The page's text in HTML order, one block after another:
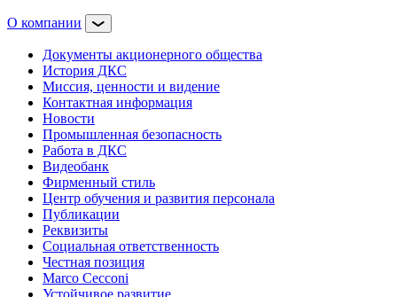
О компании
Документы акционерного общества
История ДКС
Миссия, ценности и видение
Контактная информация
Новости
Промышленная безопасность
Работа в ДКС
Видеобанк
Фирменный стиль
Центр обучения и развития персонала
Публикации
Реквизиты
Социальная ответственность
Честная позиция
Marco Cecconi
Устойчивое развитие